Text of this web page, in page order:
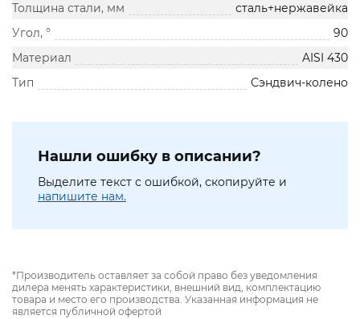
Толщина стали, мм
сталь+нержавейка
Угол, °
90
Материал
AISI 430
Тип
Сэндвич-колено
Нашли ошибку в описании?
Выделите текст с ошибкой, скопируйте и
напишите нам.
*Производитель оставляет за собой право без уведомления
дилера менять характеристики, внешний вид, комплектацию
товара и место его производства. Указанная информация не
является публичной офертой